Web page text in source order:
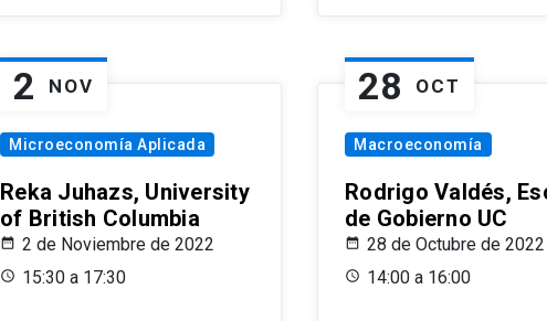
2 NOV
Microeconomía Aplicada
Reka Juhazs, University
of British Columbia
2 de Noviembre de 2022
15:30 a 17:30
28 OCT
Macroeconomía
Rodrigo Valdés,
de Gobierno UC
28 de Octubre de 2022
14:00 a 16:00